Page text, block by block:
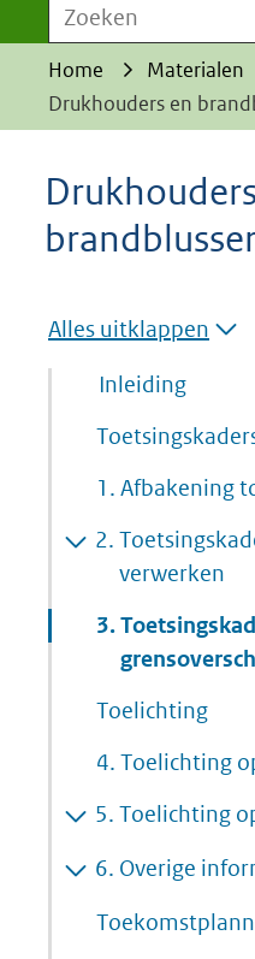
Zoeken
Home
Materialen
Drukhouders en
Alles uitklappen
Inleiding
1. Afbakening
2.
verwerken
3.
Toelichting
4. Toelichting
5. Toelichting
6. Overige